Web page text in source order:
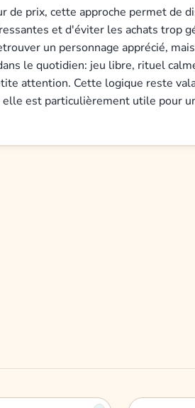
de prix, cette approche permet de
et d'éviter les achats trop
un personnage apprécié,
le quotidien: jeu libre, rituel
attention. Cette logique reste
elle est particulièrement utile pour